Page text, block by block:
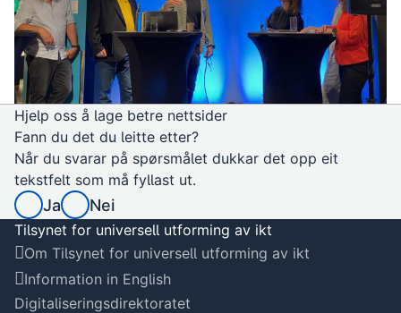
Hjelp oss å lage betre nettsider
Fann du det du leitte etter?
Når du svarar på spørsmålet dukkar det opp eit
tekstfelt som må fyllast ut.
Ja Nei
Tilsynet for universell utforming av ikt
Om Tilsynet for universell utforming av ikt
Information in English
Digitaliseringsdirektoratet